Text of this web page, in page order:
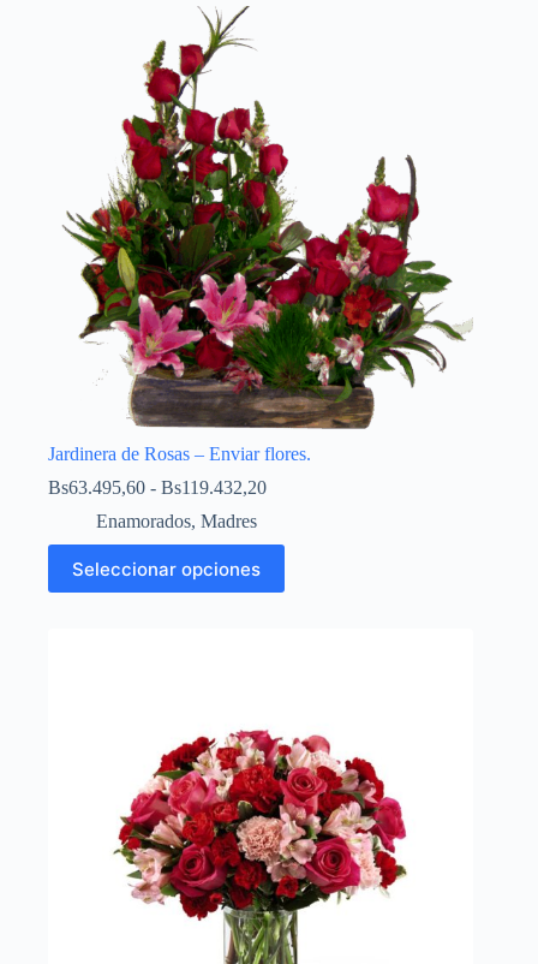
Jardinera de Rosas – Enviar flores.
Bs63.495,60 - Bs119.432,20
Enamorados, Madres
Seleccionar opciones